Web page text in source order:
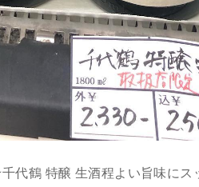
代鶴 特醸 生酒程よい旨味にス